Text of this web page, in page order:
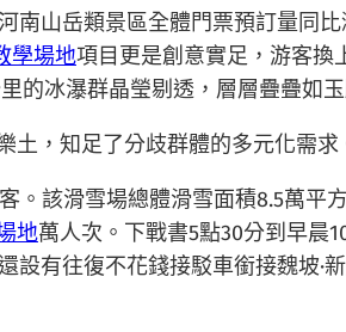
南山岳類景區全體門票預訂量同
學場地項目更是創意實足，游客換
的冰瀑群晶瑩剔透，層層疊疊如
土，知足了分歧群體的多元化需求
。該滑雪場總體滑雪面積8.5萬平
地萬人次。下戰書5點30分到早晨
有往復不花錢接駁車銜接魏坡·